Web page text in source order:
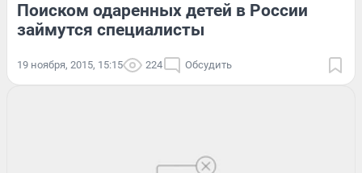
Поиском одаренных детей в России
займутся специалисты
19 ноября, 2015, 15:15 224 Обсудить